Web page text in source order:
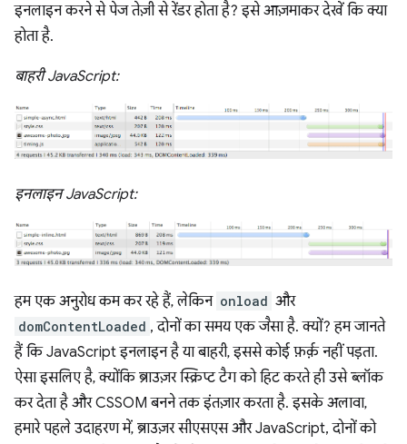
इनलाइन करने से पेज तेज़ी से रेंडर होता है? इसे आज़माकर देखें कि क्या
होता है.
बाहरी JavaScript:
इनलाइन JavaScript:
हम एक अनुरोध कम कर रहे हैं, लेकिन onload और
domContentLoaded , दोनों का समय एक जैसा है. क्यों? हम जानते
हैं कि JavaScript इनलाइन है या बाहरी, इससे कोई फ़र्क़ नहीं पड़ता.
ऐसा इसलिए है, क्योंकि ब्राउज़र स्क्रिप्ट टैग को हिट करते ही उसे ब्लॉक
कर देता है और CSSOM बनने तक इंतज़ार करता है. इसके अलावा,
हमारे पहले उदाहरण में, ब्राउज़र सीएसएस और JavaScript, दोनों को